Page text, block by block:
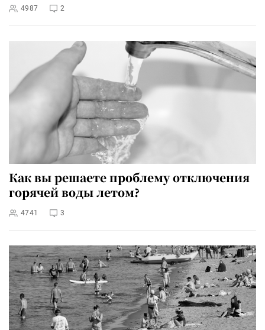
4987 2
Как вы решаете проблему отключения
горячей воды летом?
4741 3